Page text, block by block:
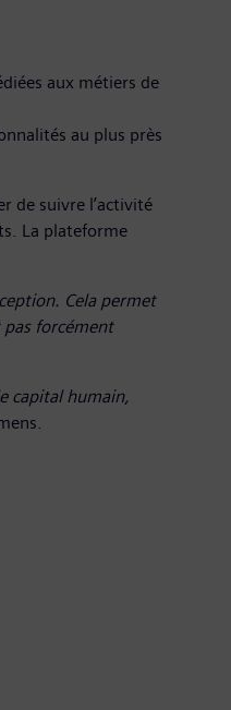
aux métiers de
au plus près
de suivre l’activité
La plateforme
Cela permet
pas forcément
capital humain,